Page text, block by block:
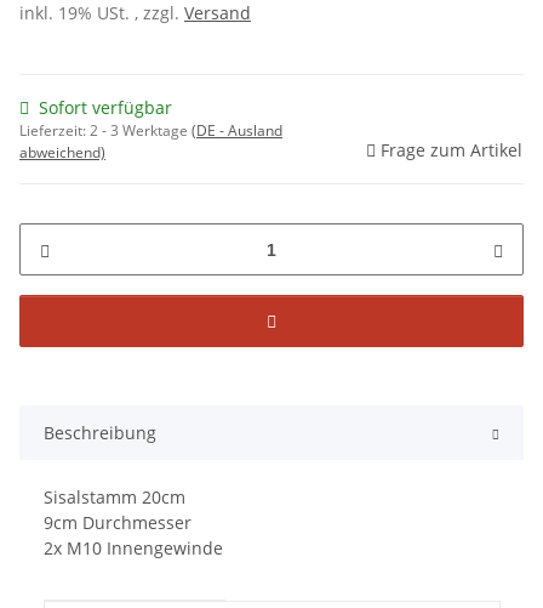
inkl. 19% USt. , zzgl. Versand
Sofort verfügbar
Lieferzeit:2 - 3 Werktage (DE - Ausland
abweichend)
Frage zum Artikel
Beschreibung
Sisalstamm 20cm
9cm Durchmesser
2x M10 Innengewinde